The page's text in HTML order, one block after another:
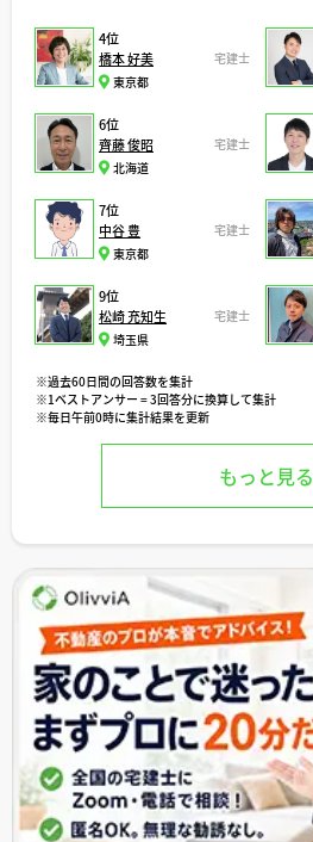
4位
橋本 好美
宅建士
東京都
6位
齊藤 俊昭
宅建士
北海道
7位
中谷 豊
宅建士
東京都
9位
松崎 充知生
宅建士
埼玉県
※過去60日間の回答数を集計
※1ベストアンサー = 3回答分に換算して集計
※毎日午前0時に集計結果を更新
もっと見る